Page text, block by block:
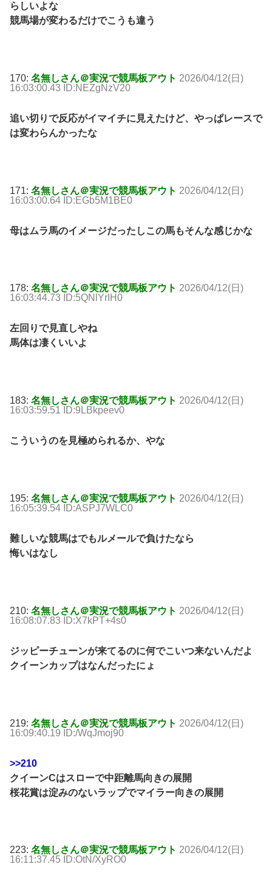
らしいよな
競馬場が変わるだけでこうも違う
170: 名無しさん＠実況で競馬板アウト 2026/04/12(日)
16:03:00.43 ID:NEZgNzV20
追い切りで反応がイマイチに見えたけど、やっぱレースで
は変わらんかったな
171: 名無しさん＠実況で競馬板アウト 2026/04/12(日)
16:03:00.64 ID:EGb5M1BE0
母はムラ馬のイメージだったしこの馬もそんな感じかな
178: 名無しさん＠実況で競馬板アウト 2026/04/12(日)
16:03:44.73 ID:5QNlYrIH0
左回りで見直しやね
馬体は凄くいいよ
183: 名無しさん＠実況で競馬板アウト 2026/04/12(日)
16:03:59.51 ID:9LBkpeev0
こういうのを見極められるか、やな
195: 名無しさん＠実況で競馬板アウト 2026/04/12(日)
16:05:39.54 ID:ASPJ7WLC0
難しいな競馬はでもルメールで負けたなら
悔いはなし
210: 名無しさん＠実況で競馬板アウト 2026/04/12(日)
16:08:07.83 ID:X7kPT+4s0
ジッピーチューンが来てるのに何でこいつ来ないんだよ
クイーンカップはなんだったにょ
219: 名無しさん＠実況で競馬板アウト 2026/04/12(日)
16:09:40.19 ID:/WqJmoj90
>>210
クイーンCはスローで中距離馬向きの展開
桜花賞は淀みのないラップでマイラー向きの展開
223: 名無しさん＠実況で競馬板アウト 2026/04/12(日)
16:11:37.45 ID:OtN/XyRO0